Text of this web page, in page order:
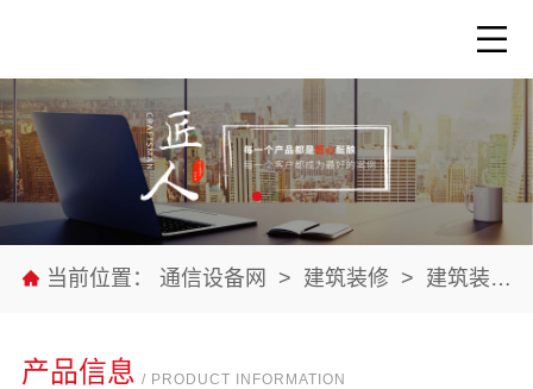
当前位置： 通信设备网 > 建筑装修 > 建筑装修材料
产品信息 / PRODUCT INFORMATION